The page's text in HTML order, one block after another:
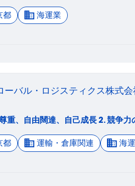
都
海運業
ーバル・ロジスティクス株式
重、自由闊達、自己成長 2. 競争
都
運輸・倉庫関連 海